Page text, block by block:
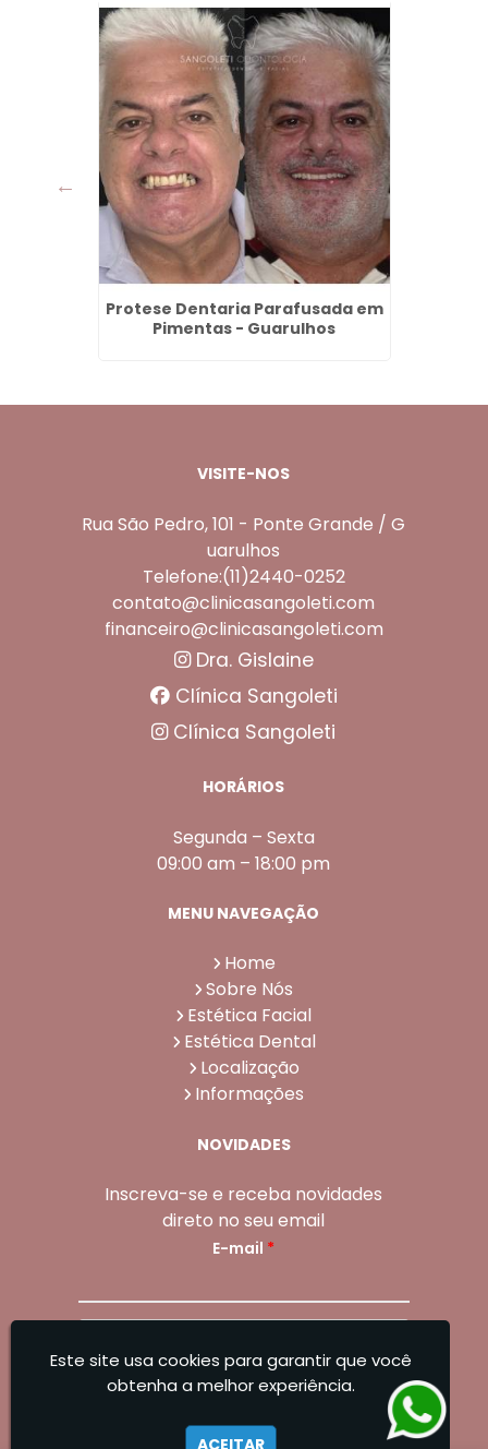
Protese Dentaria Parafusada em
Pimentas - Guarulhos
VISITE-NOS
Rua São Pedro, 101 - Ponte Grande / G
uarulhos
Telefone:(11)2440-0252
contato@clinicasangoleti.com
financeiro@clinicasangoleti.com
Dra. Gislaine
Clínica Sangoleti
Clínica Sangoleti
HORÁRIOS
Segunda – Sexta
09:00 am – 18:00 pm
MENU NAVEGAÇÃO
Home
Sobre Nós
Estética Facial
Estética Dental
Localização
Informações
NOVIDADES
Inscreva-se e receba novidades
direto no seu email
E-mail *
Sangoleti Odontologia - Estética Dental e
Este site usa cookies para garantir que você
obtenha a melhor experiência.
ACEITAR